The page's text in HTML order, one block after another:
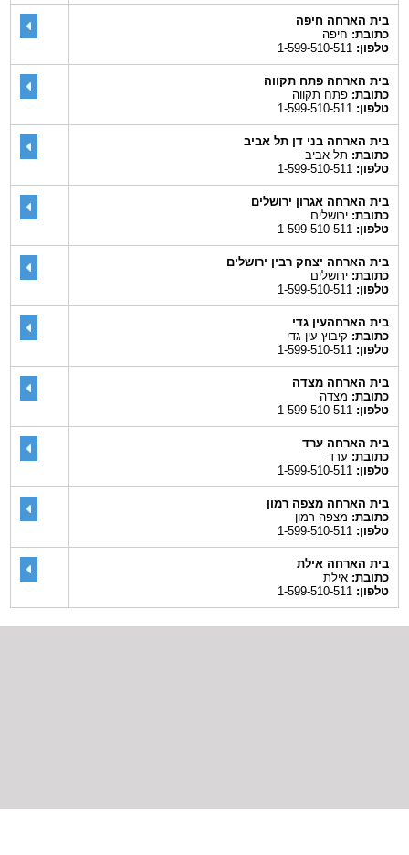
בית הארחה חיפה
כתובת:חיפה
טלפון:1-599-510-511
בית הארחה פתח תקווה
כתובת:פתח תקווה
טלפון:1-599-510-511
בית הארחה בני דן תל אביב
כתובת:תל אביב
טלפון:1-599-510-511
בית הארחה אגרון ירושלים
כתובת:ירושלים
טלפון:1-599-510-511
בית הארחה יצחק רבין ירושלים
כתובת:ירושלים
טלפון:1-599-510-511
בית הארחהעין גדי
כתובת:קיבוץ עין גדי
טלפון:1-599-510-511
בית הארחה מצדה
כתובת:מצדה
טלפון:1-599-510-511
בית הארחה ערד
כתובת:ערד
טלפון:1-599-510-511
בית הארחה מצפה רמון
כתובת:מצפה רמון
טלפון:1-599-510-511
בית הארחה אילת
כתובת:אילת
טלפון:1-599-510-511